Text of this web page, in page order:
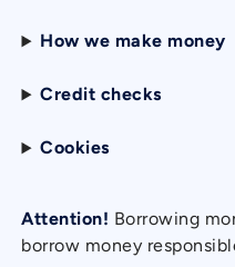
How we make money
Credit checks
Cookies
Attention! Borrowing
borrow money